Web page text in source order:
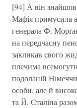
[94] А вiн знайшов
Мафiя примусила
генерала Ф.
на передчасну
закликав свого
плечима
подоланiй
особи, але й
та Й. Сталiна